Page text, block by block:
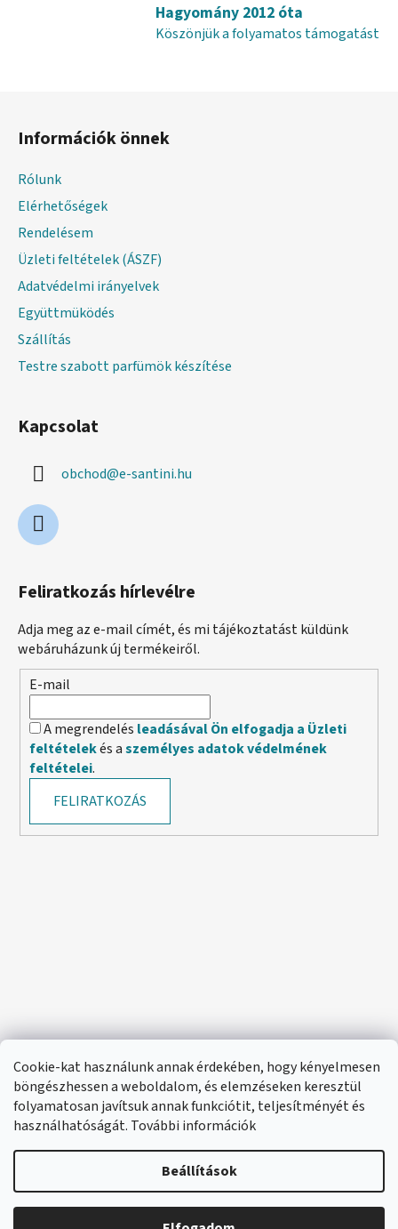
Cookie-kat használunk annak érdekében, hogy kényelmesen
böngészhessen a weboldalom, és elemzéseken keresztül
folyamatosan javítsuk annak funkciótit, teljesítményét és
használhatóságát. További információk
Beállítások
Hagyomány 2012 óta
Köszönjük a folyamatos támogatást
Információk önnek
Rólunk
Elérhetőségek
Rendelésem
Üzleti feltételek (ÁSZF)
Adatvédelmi irányelvek
Együttmüködés
Szállítás
Testre szabott parfümök készítése
Kapcsolat
obchod@e-santini.hu
Feliratkozás hírlevélre
Adja meg az e-mail címét, és mi tájékoztatást küldünk
webáruházunk új termékeiről.
E-mail
A megrendelés leadásával Ön elfogadja a Üzleti
feltételekés aszemélyes adatok védelmének
feltételei.
FELIRATKOZÁS